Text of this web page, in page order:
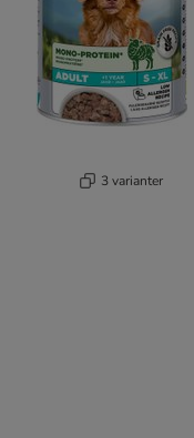
3 varianter